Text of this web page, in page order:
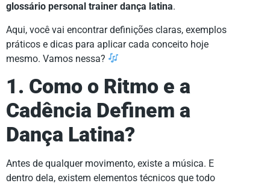
glossário personal trainer dança latina.
Aqui, você vai encontrar definições claras, exemplos
práticos e dicas para aplicar cada conceito hoje
mesmo. Vamos nessa?
1. Como o Ritmo e a
Cadência Definem a
Dança Latina?
Antes de qualquer movimento, existe a música. E
dentro dela, existem elementos técnicos que todo